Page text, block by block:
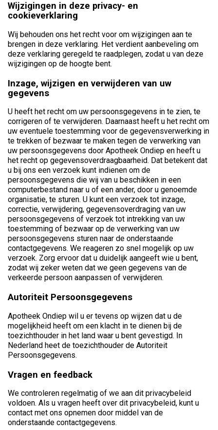
Wijzigingen in deze privacy- en
cookieverklaring
Wij behouden ons het recht voor om wijzigingen aan te
brengen in deze verklaring. Het verdient aanbeveling om
deze verklaring geregeld te raadplegen, zodat u van deze
wijzigingen op de hoogte bent.
Inzage, wijzigen en verwijderen van uw
gegevens
U heeft het recht om uw persoonsgegevens in te zien, te
corrigeren of te verwijderen. Daarnaast heeft u het recht om
uw eventuele toestemming voor de gegevensverwerking in
te trekken of bezwaar te maken tegen de verwerking van
uw persoonsgegevens door Apotheek Ondiep en heeft u
het recht op gegevensoverdraagbaarheid. Dat betekent dat
u bij ons een verzoek kunt indienen om de
persoonsgegevens die wij van u beschikken in een
computerbestand naar u of een ander, door u genoemde
organisatie, te sturen. U kunt een verzoek tot inzage,
correctie, verwijdering, gegevensoverdraging van uw
persoonsgegevens of verzoek tot intrekking van uw
toestemming of bezwaar op de verwerking van uw
persoonsgegevens sturen naar de onderstaande
contactgegevens. We reageren zo snel mogelijk op uw
verzoek. Zorg ervoor dat u duidelijk aangeeft wie u bent,
zodat wij zeker weten dat we geen gegevens van de
verkeerde persoon aanpassen of verwijderen.
Autoriteit Persoonsgegevens
Apotheek Ondiep wil u er tevens op wijzen dat u de
mogelijkheid heeft om een klacht in te dienen bij de
toezichthouder in het land waar u bent gevestigd. In
Nederland heet de toezichthouder de Autoriteit
Persoonsgegevens.
Vragen en feedback
We controleren regelmatig of we aan dit privacybeleid
voldoen. Als u vragen heeft over dit privacybeleid, kunt u
contact met ons opnemen door middel van de
onderstaande contactgegevens.